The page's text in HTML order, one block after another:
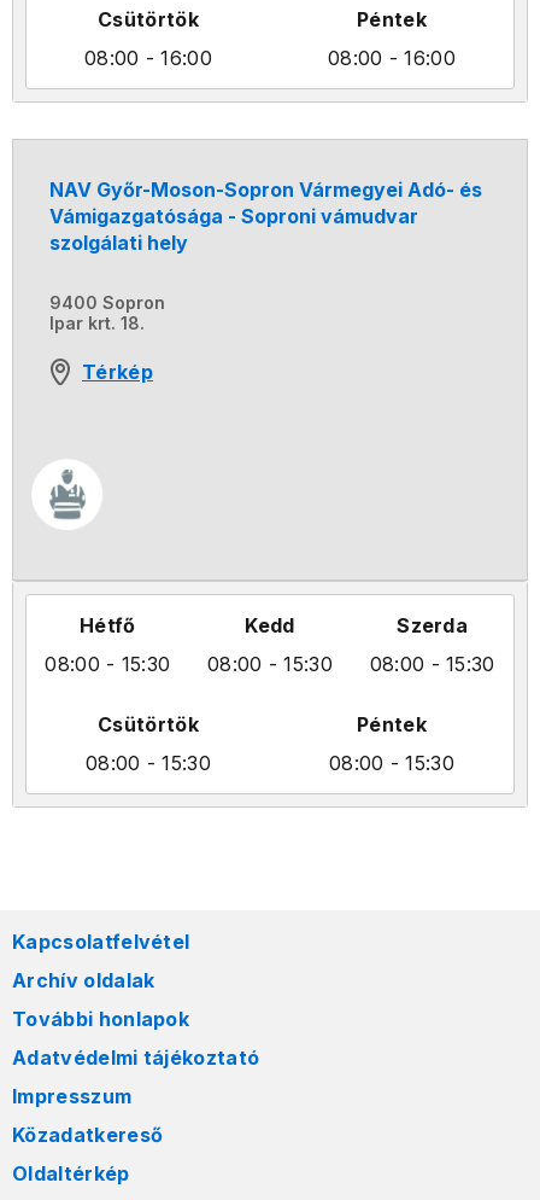
Csütörtök
08:00 - 16:00
Péntek
08:00 - 16:00
NAV Győr-Moson-Sopron Vármegyei Adó- és
Vámigazgatósága - Soproni vámudvar
szolgálati hely
9400 Sopron
Ipar krt. 18.
Térkép
Hétfő
08:00 - 15:30
Kedd
08:00 - 15:30
Szerda
08:00 - 15:30
Csütörtök
08:00 - 15:30
Péntek
08:00 - 15:30
Kapcsolatfelvétel
Archív oldalak
További honlapok
Adatvédelmi tájékoztató
Impresszum
Közadatkereső
Oldaltérkép